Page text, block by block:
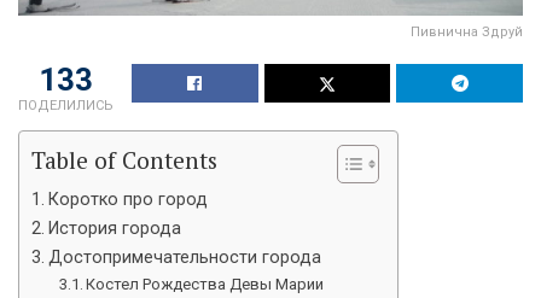
Пивнична Здруй
133
ПОДЕЛИЛИСЬ
Table of Contents
Коротко про город
История города
Достопримечательности города
Костел Рождества Девы Марии